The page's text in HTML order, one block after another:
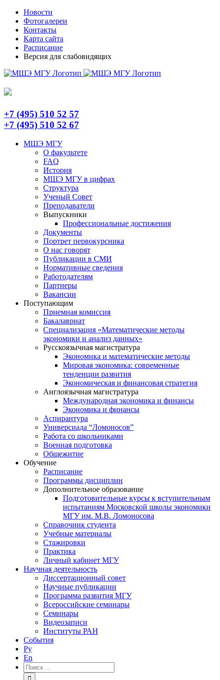
Skip
content
TelegramНовости
Фотогалереи
Контакты
Карта сайта
Расписание
Версия для слабовидящих
+7 (495) 510 52 57
+7 (495) 510 52 67
МШЭ МГУ
О факультете
FAQ
История
МШЭ МГУ в цифрах
Структура
Ученый Совет
Преподаватели
Выпускники
Профессиональные достижения
Документы
Портрет первокурсника
О нас говорят
Публикации в СМИ
Нормативные сведения
Работодателям
Партнеры
Вакансии
Поступающим
Приемная комиссия
Бакалавриат
Специализация «Математические методы
экономики и анализ данных»
Русскоязычная магистратура
Экономика и математические методы
Мировая экономика: современные
тенденции развития
Экономическая и финансовая стратегия
Англоязычная магистратура
Международная экономика и финансы
Экономика и финансы
Аспирантура
Универсиада “Ломоносов”
Работа со школьниками
Военная подготовка
Общежитие
Обучение
Расписание
Программы дисциплин
Дополнительное образование
Подготовительные курсы к вступительным
испытаниям Московской школы экономики
МГУ им. М.В. Ломоносова
Справочник студента
Учебные материалы
Стажировки
Практика
Личный кабинет МГУ
Научная деятельность
Диссертационный совет
Научные публикации
Программа развития МГУ
Всероссийские семинары
Семинары
Видеозаписи
Институты РАН
События
Ру
En
Результат
поиска: